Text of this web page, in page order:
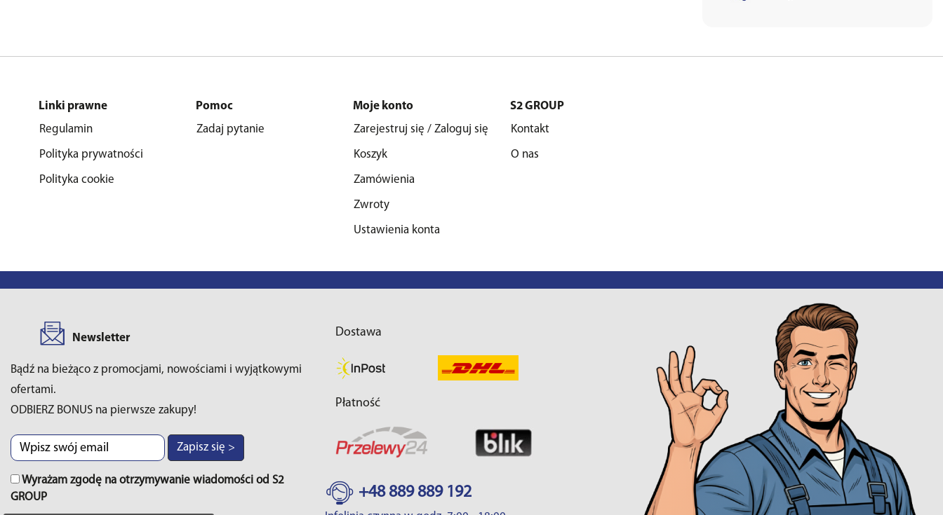
Linki prawne
Regulamin
Polityka prywatności
Polityka cookie
Pomoc
Zadaj pytanie
Moje konto
Zarejestruj się / Zaloguj się
Koszyk
Zamówienia
Zwroty
Ustawienia konta
S2 GROUP
Kontakt
O nas
Newsletter
Bądź na bieżąco z promocjami, nowościami i wyjątkowymi
ofertami.
ODBIERZ BONUS na pierwsze zakupy!
Zapisz się >
Wyrażam zgodę na otrzymywanie wiadomości od S2
GROUP
Dostawa
Płatność
+48 889 889 192